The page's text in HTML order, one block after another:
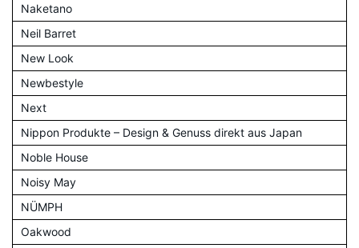
Naketano
Neil Barret
New Look
Newbestyle
Next
Nippon Produkte – Design & Genuss direkt aus Japan
Noble House
Noisy May
NÜMPH
Oakwood